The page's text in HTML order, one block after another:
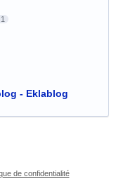
1
- Eklablog
de confidentialité